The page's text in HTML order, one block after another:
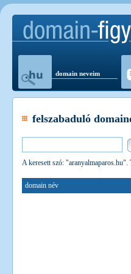
domain neveim
felszabaduló
A keresett szó: "aranyalmaparos.hu".
domain név